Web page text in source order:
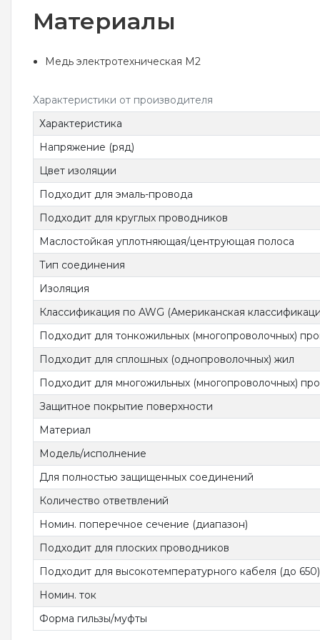
Материалы
Медь электротехническая М2
Характеристики от производителя
Характеристика
Напряжение (ряд)
Цвет изоляции
Подходит для эмаль-провода
Подходит для круглых проводников
Маслостойкая уплотняющая/центрующая полоса
Тип соединения
Изоляция
Классификация по AWG (Американская
Подходит для тонкожильных (многопроволочных)
Подходит для сплошных (однопроволочных) жил
Подходит для многожильных (многопроволочных)
Защитное покрытие поверхности
Материал
Модель/исполнение
Для полностью защищенных соединений
Количество ответвлений
Номин. поперечное сечение (диапазон)
Подходит для плоских проводников
Подходит для высокотемпературного кабеля (до 650)
Номин. ток
Форма гильзы/муфты